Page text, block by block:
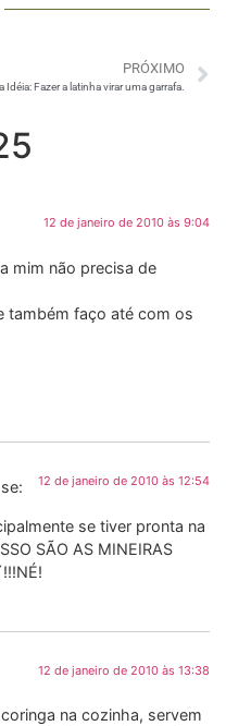
PRÓXIMO
Idéia: Fazer a latinha virar uma garrafa.
12 de janeiro de 2010 às 9:04
mim não precisa de
também faço até com os
12 de janeiro de 2010 às 12:54
se tiver pronta na
SÃO AS MINEIRAS
12 de janeiro de 2010 às 13:38
na cozinha, servem